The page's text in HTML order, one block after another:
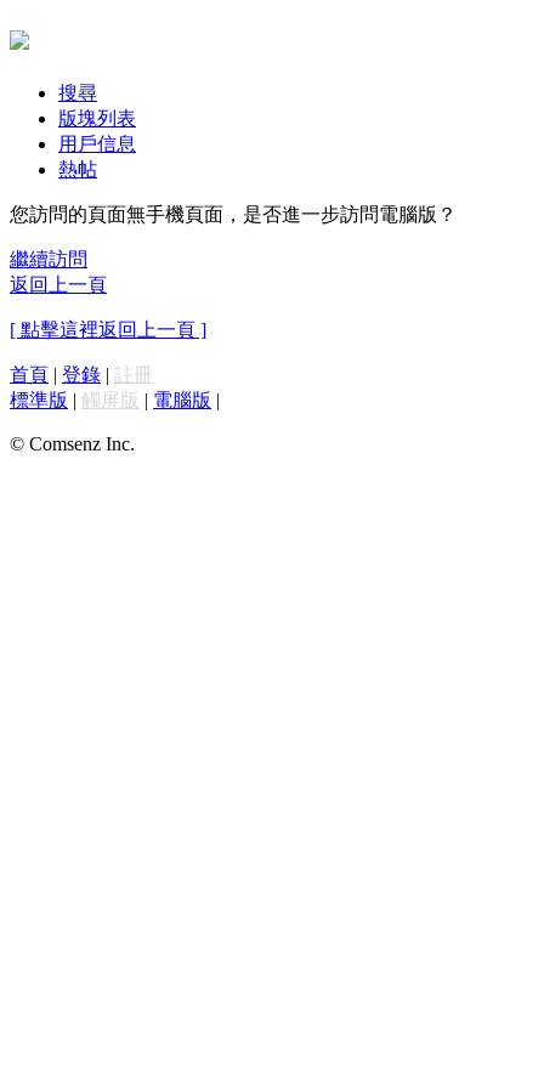
搜尋
版塊列表
用戶信息
熱帖
您訪問的頁面無手機頁面，是否進一步訪問電腦版？
繼續訪問
返回上一頁
[ 點擊這裡返回上一頁 ]
首頁 | 登錄 | 註冊
標準版 | 觸屏版 | 電腦版 |
© Comsenz Inc.